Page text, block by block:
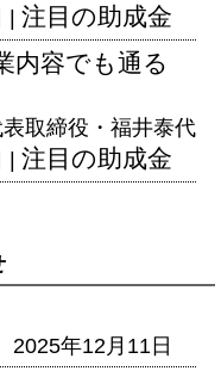
| 注目の助成金
内容でも通る
取締役・福井泰代
| 注目の助成金
2025年12月11日